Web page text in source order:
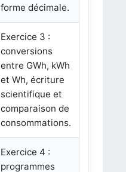
forme décimale.
Exercice 3 :
conversions
entre GWh, kWh
et Wh, écriture
scientifique et
comparaison de
consommations.
Exercice 4 :
programmes